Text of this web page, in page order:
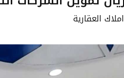
املاك العقارية